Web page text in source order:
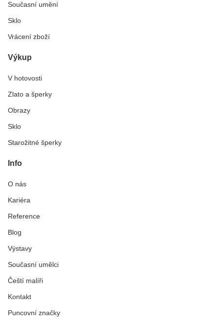
Současní umění
Sklo
Vrácení zboží
Výkup
V hotovosti
Zlato a šperky
Obrazy
Sklo
Starožitné šperky
Info
O nás
Kariéra
Reference
Blog
Výstavy
Současní umělci
Čeští malíři
Kontakt
Puncovní značky